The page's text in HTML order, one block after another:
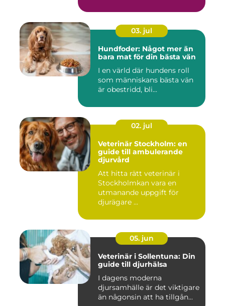
03. jul
Hundfoder: Något mer än
bara mat för din bästa vän
I en värld där hundens roll
som människans bästa vän
är obestridd, bli...
02. jul
Veterinär Stockholm: en
guide till ambulerande
djurvård
Att hitta rätt veterinär i
Stockholmkan vara en
utmanande uppgift för
djurägare ...
05. jun
Veterinär i Sollentuna: Din
guide till djurhälsa
I dagens moderna
djursamhälle är det viktigare
än någonsin att ha tillgån...